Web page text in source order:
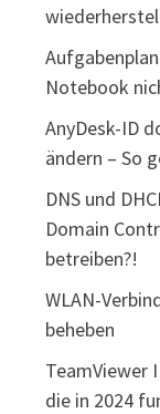
Notebook
AnyDesk-ID
ändern – So
DNS und
Domain
betreiben?!
WLAN-
beheben
TeamViewer
die in 2024